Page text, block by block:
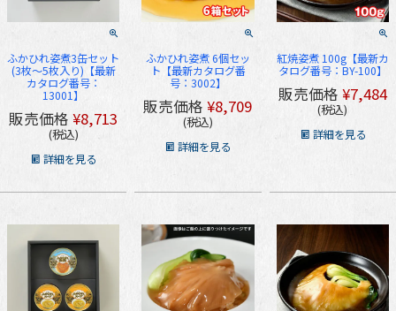
ふかひれ姿煮3缶セット
(3枚～5枚入り)【最新
カタログ番号：
13001】
販売価格 ¥8,713
税込
詳細を見る
ふかひれ姿煮 6個セッ
ト【最新カタログ番
号：3002】
販売価格 ¥8,709
税込
詳細を見る
紅焼姿煮 100g【最新カ
タログ番号：BY-100】
販売価格 ¥7,484
税込
詳細を見る